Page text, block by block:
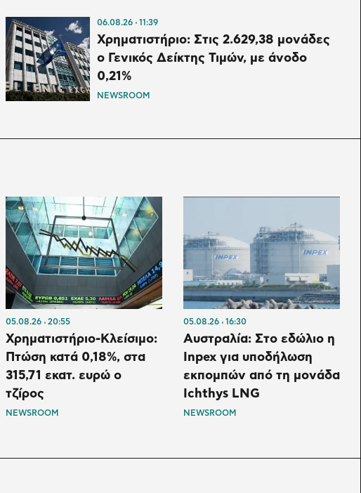
06.08.26 11:39
Χρηματιστήριο: Στις 2.629,38 μονάδες
ο Γενικός Δείκτης Τιμών, με άνοδο
0,21%
NEWSROOM
05.08.26 20:55
Χρηματιστήριο-Κλείσιμο:
Πτώση κατά 0,18%, στα
315,71 εκατ. ευρώ ο
τζίρος
NEWSROOM
05.08.26 16:30
Αυστραλία: Στο εδώλιο η
Inpex για υποδήλωση
εκπομπών από τη μονάδα
Ichthys LNG
NEWSROOM